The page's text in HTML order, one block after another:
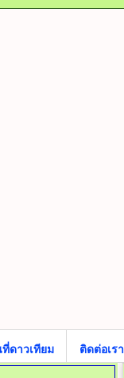
ดาวเทียม ติดต่อเรา